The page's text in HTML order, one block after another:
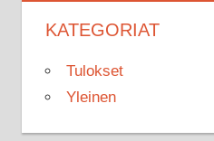
KATEGORIAT
Tulokset
Yleinen